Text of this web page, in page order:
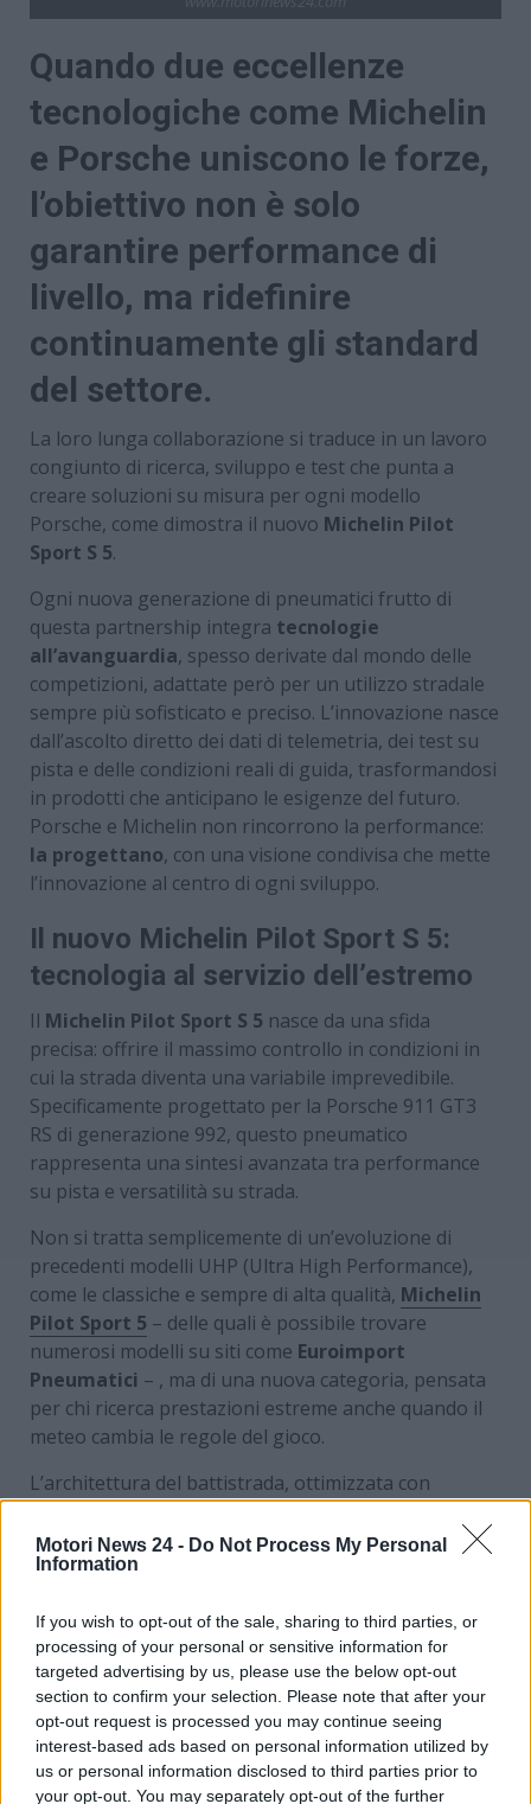
Motori News 24 - Do Not Process My Personal
Information
If you wish to opt-out of the sale, sharing to third parties, or
processing of your personal or sensitive information for
targeted advertising by us, please use the below opt-out
section to confirm your selection. Please note that after your
opt-out request is processed you may continue seeing
interest-based ads based on personal information utilized by
us or personal information disclosed to third parties prior to
your opt-out. You may separately opt-out of the further
Quando due eccellenze
tecnologiche come Michelin
e Porsche uniscono le forze,
l’obiettivo non è solo
garantire performance di
livello, ma ridefinire
continuamente gli standard
del settore.
La loro lunga collaborazione si traduce in un lavoro
congiunto di ricerca, sviluppo e test che punta a
creare soluzioni su misura per ogni modello
Porsche, come dimostra il nuovo Michelin Pilot
Sport S 5.
Ogni nuova generazione di pneumatici frutto di
questa partnership integra tecnologie
all’avanguardia, spesso derivate dal mondo delle
competizioni, adattate però per un utilizzo stradale
sempre più sofisticato e preciso. L’innovazione nasce
dall’ascolto diretto dei dati di telemetria, dei test su
pista e delle condizioni reali di guida, trasformandosi
in prodotti che anticipano le esigenze del futuro.
Porsche e Michelin non rincorrono la performance:
la progettano, con una visione condivisa che mette
l’innovazione al centro di ogni sviluppo.
Il nuovo Michelin Pilot Sport S 5:
tecnologia al servizio dell’estremo
Il Michelin Pilot Sport S 5 nasce da una sfida
precisa: offrire il massimo controllo in condizioni in
cui la strada diventa una variabile imprevedibile.
Specificamente progettato per la Porsche 911 GT3
RS di generazione 992, questo pneumatico
rappresenta una sintesi avanzata tra performance
su pista e versatilità su strada.
Non si tratta semplicemente di un’evoluzione di
precedenti modelli UHP (Ultra High Performance),
come le classiche e sempre di alta qualità, Michelin
Pilot Sport 5 – delle quali è possibile trovare
numerosi modelli su siti come Euroimport
Pneumatici – , ma di una nuova categoria, pensata
per chi ricerca prestazioni estreme anche quando il
meteo cambia le regole del gioco.
L’architettura del battistrada, ottimizzata con
garantisce un’eccellente evacuazione dell’acqua,
mentre la mescola ad alto contenuto di silice
temperatura. Il Pilot Sport S 5 segna così un
passaggio chiave nello sviluppo di soluzioni ibride,
capaci di adattarsi a stagioni intermedie e fondi
scivolosi, senza sacrificare precisione e reattività in
assetti ad alte prestazioni.